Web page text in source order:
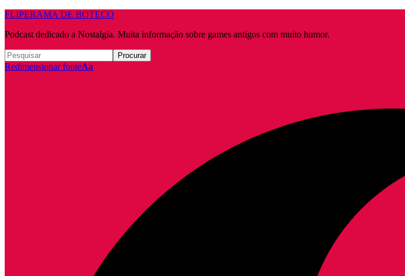
FLIPERAMA DE BOTECO
Podcast dedicado a Nostalgia. Muita informação sobre games antigos com muito humor.
Redimensionar fonteAa